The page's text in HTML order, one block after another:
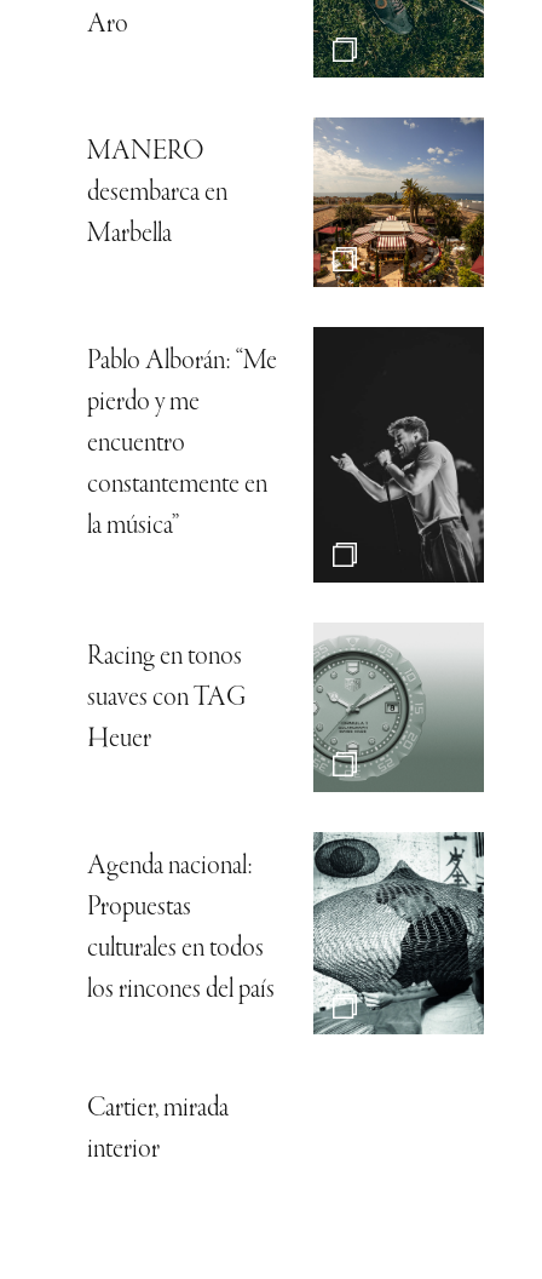
Aro
MANERO
desembarca en
Marbella
Pablo Alborán: “Me
pierdo y me
encuentro
constantemente en
la música”
Racing en tonos
suaves con TAG
Heuer
Agenda nacional:
Propuestas
culturales en todos
los rincones del país
Cartier, mirada
interior